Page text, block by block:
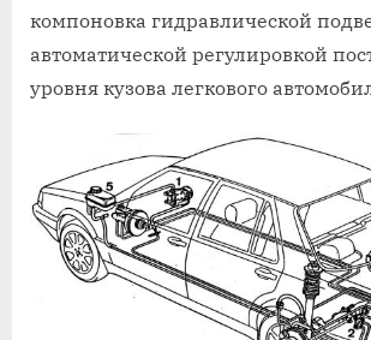
компоновка гидравлической
автоматической регулировкой
уровня кузова легкового